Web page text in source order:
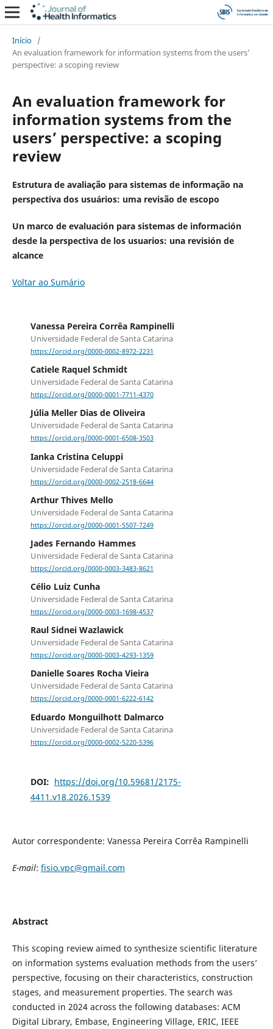
Início /
An evaluation framework for information systems from the users’
perspective: a scoping review
An evaluation framework for
information systems from the
users’ perspective: a scoping
review
Estrutura de avaliação para sistemas de informação na
perspectiva dos usuários: uma revisão de escopo
Un marco de evaluación para sistemas de información
desde la perspectiva de los usuarios: una revisión de
alcance
Voltar ao Sumário
Vanessa Pereira Corrêa Rampinelli
Universidade Federal de Santa Catarina
https://orcid.org/0000-0002-8972-2231
Catiele Raquel Schmidt
Universidade Federal de Santa Catarina
https://orcid.org/0000-0001-7711-4370
Júlia Meller Dias de Oliveira
Universidade Federal de Santa Catarina
https://orcid.org/0000-0001-6508-3503
Ianka Cristina Celuppi
Universidade Federal de Santa Catarina
https://orcid.org/0000-0002-2518-6644
Arthur Thives Mello
Universidade Federal de Santa Catarina
https://orcid.org/0000-0001-5507-7249
Jades Fernando Hammes
Universidade Federal de Santa Catarina
https://orcid.org/0000-0003-3483-8621
Célio Luiz Cunha
Universidade Federal de Santa Catarina
https://orcid.org/0000-0003-1698-4537
Raul Sidnei Wazlawick
Universidade Federal de Santa Catarina
https://orcid.org/0000-0003-4293-1359
Danielle Soares Rocha Vieira
Universidade Federal de Santa Catarina
https://orcid.org/0000-0001-6222-6142
Eduardo Monguilhott Dalmarco
Universidade Federal de Santa Catarina
https://orcid.org/0000-0002-5220-5396
DOI: https://doi.org/10.59681/2175-
4411.v18.2026.1539
Autor correspondente: Vanessa Pereira Corrêa Rampinelli
E-mail: fisio.vpc@gmail.com
Abstract
This scoping review aimed to synthesize scientific literature
on information systems evaluation methods from the users’
perspective, focusing on their characteristics, construction
stages, and measurement properties. The search was
conducted in 2024 across the following databases: ACM
Digital Library, Embase, Engineering Village, ERIC, IEEE